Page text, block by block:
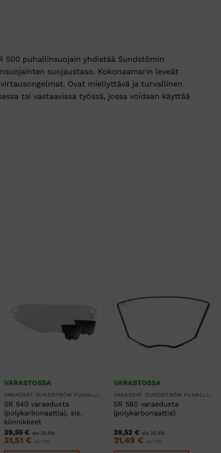
500 puhallinsuojain yhdistää Sundstömin
suojaustaso. Kokonaamarin leveät
Ovat miellyttävä ja turvallinen
tai vastaavissa työssä, jossa voidaan käyttää
VARASTOSSA
VARAOSAT SUNDSTRÖM PUHALLINSUOJAIMIIN
SR 540 varaedusta
(polykarbonaattia), sis.
kiinnikkeet
39,55€ alv 25,5%
31,51€ alv 0%
VARASTOSSA
VARAOSAT SUNDSTRÖM PUHALLINSUOJAIMIIN
SR 580 varaedusta
(polykarbonaattia)
39,52€ alv 25,5%
31,49€ alv 0%